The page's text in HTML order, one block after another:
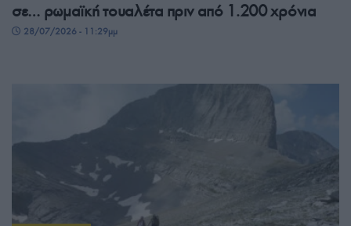
σε… ρωμαϊκή τουαλέτα πριν από 1.200 χρόνια
28/07/2026 - 11:29μμ